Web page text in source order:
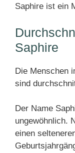
Saphire ist ein
Saphire
Die Menschen
sind
Der Name
ungewöhnlich.
einen